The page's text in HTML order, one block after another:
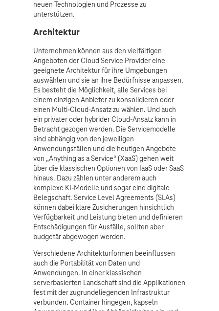
neuen Technologien und Prozesse zu
unterstützen.
Architektur
Unternehmen können aus den vielfältigen
Angeboten der Cloud Service Provider eine
geeignete Architektur für ihre Umgebungen
auswählen und sie an ihre Bedürfnisse anpassen.
Es besteht die Möglichkeit, alle Services bei
einem einzigen Anbieter zu konsolidieren oder
einen Multi-Cloud-Ansatz zu wählen. Und auch
ein privater oder hybrider Cloud-Ansatz kann in
Betracht gezogen werden. Die Servicemodelle
sind abhängig von den jeweiligen
Anwendungsfällen und die heutigen Angebote
von „Anything as a Service“ (XaaS) gehen weit
über die klassischen Optionen von IaaS oder SaaS
hinaus. Dazu zählen unter anderem auch
komplexe KI-Modelle und sogar eine digitale
Belegschaft. Service Level Agreements (SLAs)
können dabei klare Zusicherungen hinsichtlich
Verfügbarkeit und Leistung bieten und definieren
Entschädigungen für Ausfälle, sollten aber
budgetär abgewogen werden.
Verschiedene Architekturformen beeinflussen
auch die Portabilität von Daten und
Anwendungen. In einer klassischen
serverbasierten Landschaft sind die Applikationen
fest mit der zugrundeliegenden Infrastruktur
verbunden. Container hingegen, kapseln